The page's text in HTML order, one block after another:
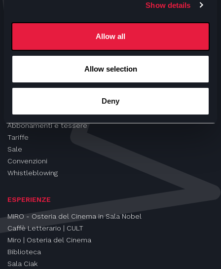
Show details
Allow all
Allow selection
Deny
Accessibilità
CINEMA
Eventi e Rassegne
Abbonamenti e tessere
Tariffe
Sale
Convenzioni
Whistleblowing
ESPERIENZE
MIRO - Osteria del Cinema in Sala Nobel
Caffè Letterario | CULT
Miro | Osteria del Cinema
Biblioteca
Sala Ciak